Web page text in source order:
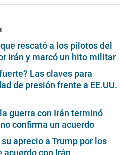
rescató a los pilotos del
Irán y marcó un hito militar
Las claves para
de presión frente a EE.UU.
guerra con Irán terminó
confirma un acuerdo
aprecio a Trump por los